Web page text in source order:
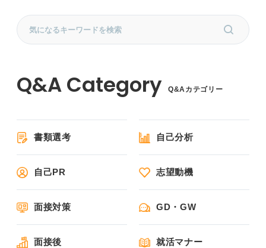
Q&Aカテゴリー
書類選考 自己分析
自己PR 志望動機
面接対策 GD・GW
面接後 就活マナー